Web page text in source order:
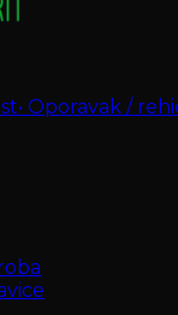
• Oporavak /